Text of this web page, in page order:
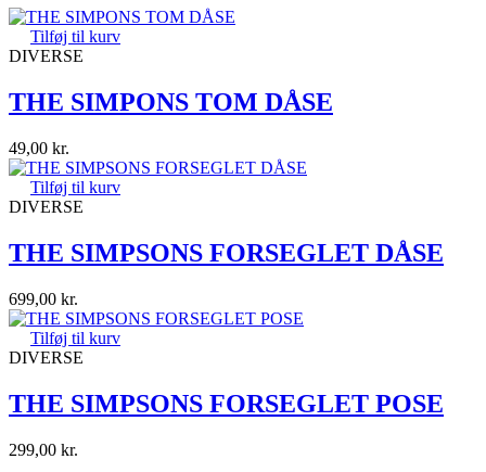
Tilføj til kurv
DIVERSE
THE SIMPONS TOM DÅSE
49,00 kr.
Tilføj til kurv
DIVERSE
THE SIMPSONS FORSEGLET DÅSE
699,00 kr.
Tilføj til kurv
DIVERSE
THE SIMPSONS FORSEGLET POSE
299,00 kr.